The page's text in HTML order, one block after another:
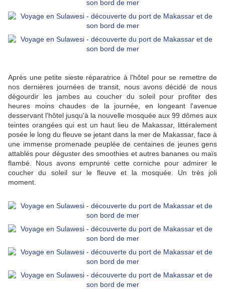
Après une petite sieste réparatrice à l'hôtel pour se remettre de
nos dernières journées de transit, nous avons décidé de nous
dégourdir les jambes au coucher du soleil pour profiter des
heures moins chaudes de la journée, en longeant l'avenue
desservant l'hôtel jusqu'à la nouvelle mosquée aux 99 dômes aux
teintes orangées qui est un haut lieu de Makassar, littéralement
posée le long du fleuve se jetant dans la mer de Makassar, face à
une immense promenade peuplée de centaines de jeunes gens
attablés pour déguster des smoothies et autres bananes ou maïs
flambé. Nous avons emprunté cette corniche pour admirer le
coucher du soleil sur le fleuve et la mosquée. Un très joli
moment.